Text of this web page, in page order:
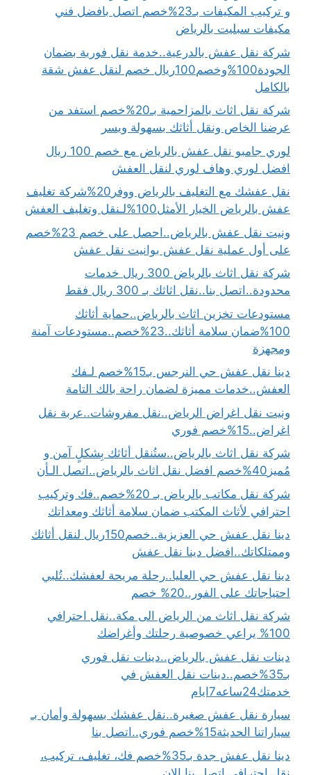
و تركيب المكيفات بـ23%خصم اتصل بافضل فني
مكيفات سبليت بالرياض
شركة نقل عفش بالدرعية..خدمة نقل فورية بضمان
الجودة100%وخصم100ريال خصم لنقل عفش شقة
بالكامل
شركة نقل اثاث بالمزاحمية بـ20%خصم استفد من
عرضنا الخاص ونقل أثاثك بسهولة ويسر
لوري جامبو نقل عفش بالرياض مع خصم 100 ريال
افضل لوري وهاف لوري لنقل العفش
نقل عفشك مع التغليف بالرياض ووفر20%شركة تغليف
عفش بالرياض الخيار الأمثل100%لـنقل وتغليف العفش
ونيت نقل عفش بالرياض..احصل على خصم 23%خصم
على أول عملية نقل عفش بوانيت نقل عفش
شركة نقل اثاث بالرياض 300 ريال خدمات
محدودة..اتصل بنا..نقل اثاثك بـ 300 ريال فقط
مستودعات تخزين اثاث بالرياض..حماية أثاثك
100%ضمان سلامة أثاثك..23%خصم..مستودعات آمنة
ومجهزة
دينا نقل عفش حي النرجس بـ15%خصم لـفك
العفش..خدمات مميزة لضمان راحة بالك التامة
ونيت نقل اغراض الرياض..نقل مفروشات..عربة نقل
اغراض..15%خصم فوري
شركة نقل اثاث بالرياض..ستُنقل أثاثك بِشكلٍ آمن و
مُميز40%خصم افضل نقل اثاث بالرياض..اتصل الـأن
شركة نقل مكاتب بالرياض بـ 20%خصم..فك وتركيب
احترافي لأثاث المكتب ضمان سلامة أثاثك ومعداتك
دينا نقل عفش حي العزيزية..خصم150ريال لنقل أثاثك
وممتلكاتك..افضل دينا نقل عفش
دينا نقل عفش حي العليا..رحلة مريحة لعفشك..تُلبي
احتياجاتك على الفور..20% خصم
شركة نقل اثاث من الرياض الى مكة..نقل احترافي
100% يراعي خصوصية رحلتك وأغراضك
دينات نقل عفش بالرياض..دينات نقل فوري
بـ35%خصم..دينات نقل العفش في
خدمتك24ساعه7ايام
سيارة نقل عفش صغيرة..نقل عفشك بسهولة وأمان بـ
سياراتنا الحديثة15%خصم فوري..اتصل بنا
دينا نقل عفش جدة بـ35%خصم فك، تغليف، تركيب،